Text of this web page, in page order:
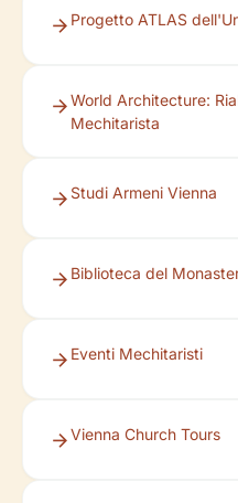
Progetto ATLAS
World Architecture:
Mechitarista
Studi Armeni Vienna
Biblioteca del
Eventi Mechitaristi
Vienna Church Tours